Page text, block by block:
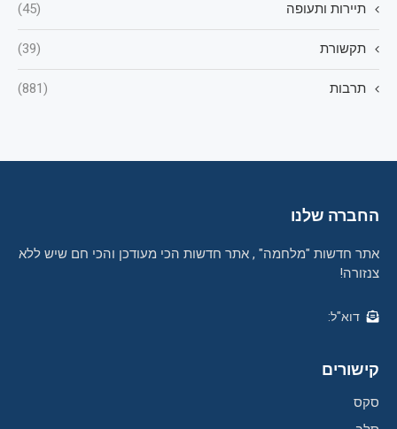
תיירות ותעופה (45)
תקשורת (39)
תרבות (881)
החברה שלנו
אתר חדשות "מלחמה" , אתר חדשות הכי מעודכן והכי חם שיש ללא
צנזורה!
דוא"ל:
קישורים
סקס